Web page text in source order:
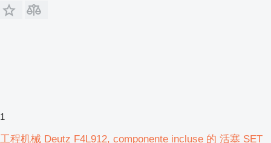
1
工程机械 Deutz F4L912, componente incluse 的 活塞 SET